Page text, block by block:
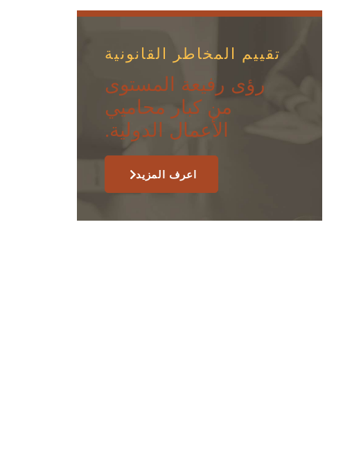
تقييم المخاطر القانونية
رؤى رفيعة المستوى
من كبار محاميي
الأعمال الدولية.
اعرف المزيد